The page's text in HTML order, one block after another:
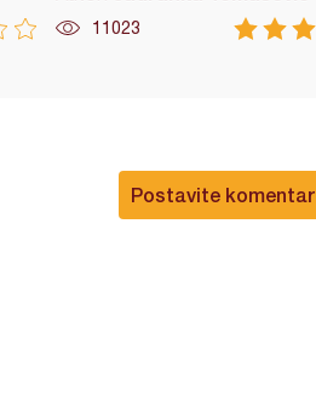
11023
Postavite komentar